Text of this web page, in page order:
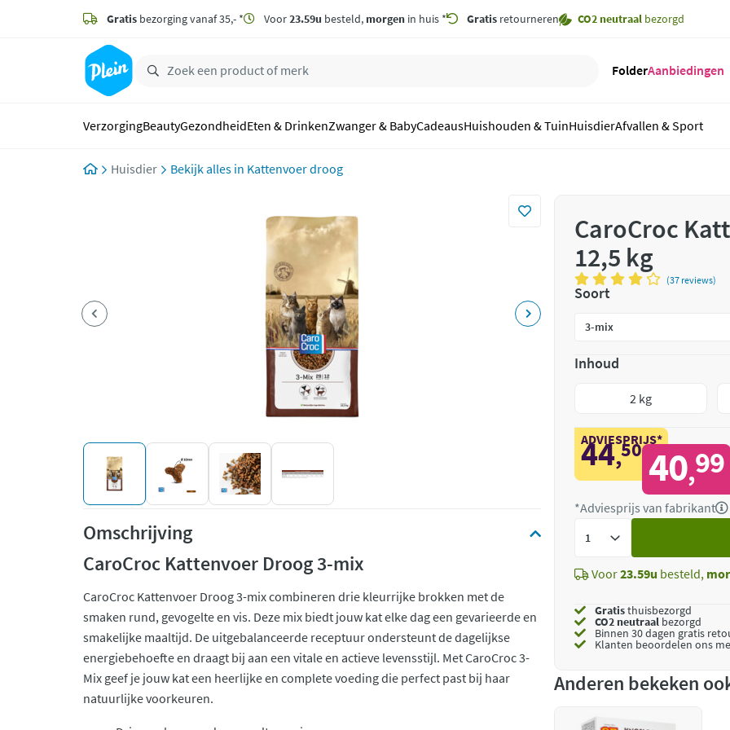
zoeken
hoofdinhoud
Gratis bezorging vanaf 35,- * Voor23.59u besteld, morgen in huis * Gratis retourneren CO2 neutraal bezorgd
FolderAanbiedingen
VerzorgingBeautyGezondheidEten & DrinkenZwanger & BabyCadeausHuishouden & TuinHuisdierAfvallen & Sport
Huisdier Kattenvoer droog
Omschrijving
CaroCroc Kattenvoer Droog 3-mix
CaroCroc Kattenvoer Droog 3-mix combineren drie kleurrijke brokken met de
smaken rund, gevogelte en vis. Deze mix biedt jouw kat elke dag een gevarieerde en
smakelijke maaltijd. De uitgebalanceerde receptuur ondersteunt de dagelijkse
energiebehoefte en draagt bij aan een vitale en actieve levensstijl. Met CaroCroc 3-
Mix geef je jouw kat een heerlijke en complete voeding die perfect past bij haar
natuurlijke voorkeuren.
CaroCroc
12,5 kg
(37 reviews)
Soort
Inhoud
2 kg
ADVIESPRIJS*
44,50 40,99
*Adviesprijs van fabrikant
Voor23.59u besteld,
Gratisthuisbezorgd
CO2 neutraal bezorgd
Binnen 30 dagen gratis
Klanten beoordelen ons
Anderen bekeken